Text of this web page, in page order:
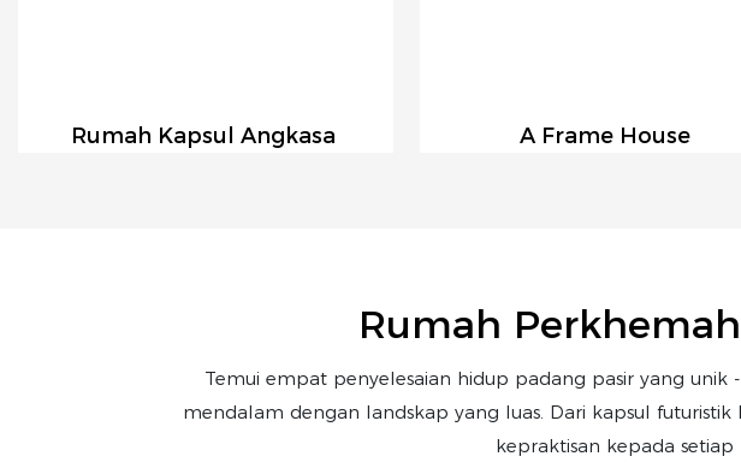
Rumah Kapsul Angkasa A Frame House
Rumah
Temui empat penyelesaian hidup padang pasir yang unik
mendalam dengan landskap yang luas. Dari kapsul
kepraktisan kepada